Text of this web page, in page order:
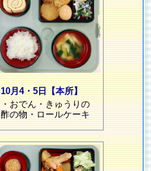
10月4・5日【本所】
・おでん・きゅうりの
酢の物・ロールケーキ